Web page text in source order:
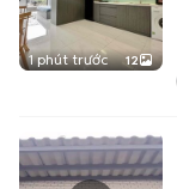
1 phút trước 12